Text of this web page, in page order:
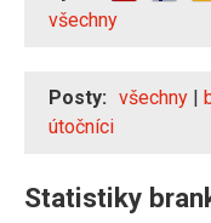
všechny
Posty: všechny |
útočníci
Statistiky